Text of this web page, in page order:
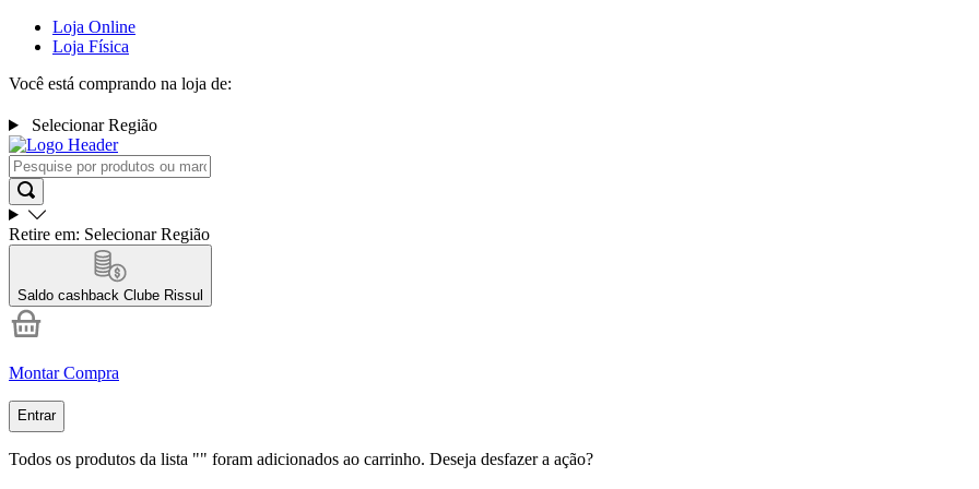
Loja Online
Loja Física
Você está comprando na loja de:
Selecionar Região
Retire em: Selecionar Região
Saldo cashback Clube Rissul
Montar Compra
Entrar
Todos os produtos da lista "" foram adicionados ao carrinho. Deseja desfazer a ação?